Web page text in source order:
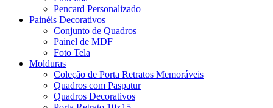
Pencard Personalizado
Painéis Decorativos
Conjunto de Quadros
Painel de MDF
Foto Tela
Molduras
Coleção de Porta Retratos Memoráveis
Quadros com Paspatur
Quadros Decorativos